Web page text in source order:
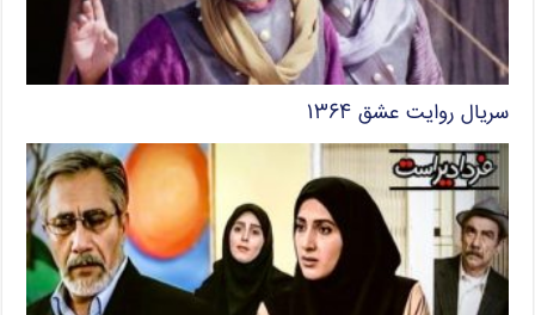
سریال روایت عشق ۱۳۶۴